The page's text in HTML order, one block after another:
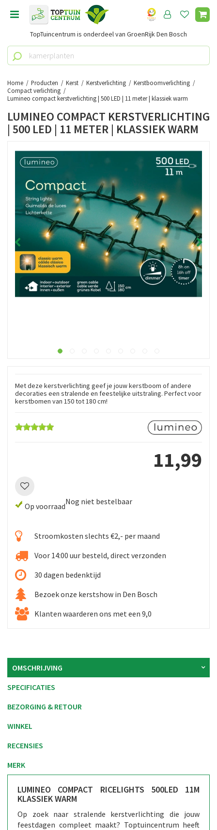
Home Producten Kerst Kerstverlichting
Kerstboomverlichting
Compact verlichting
Lumineo compact kerstverlichting | 500 LED | 11 meter | klassiek warm
TopTuincentrum is onderdeel van GroenRijk Den Bosch
LUMINEO COMPACT KERSTVERLICHTING
| 500 LED | 11 METER | KLASSIEK WARM
Met deze kerstverlichting geef je jouw kerstboom of andere
decoraties een stralende en feestelijke uitstraling. Perfect voor
kerstbomen van 150 tot 180 cm!
11,99
Op voorraadNog niet bestelbaar
Stroomkosten slechts €2,- per maand
Voor 14:00 uur besteld, direct verzonden
30 dagen bedenktijd
Bezoek onze kerstshow in Den Bosch
Klanten waarderen ons met een 9,0
OMSCHRIJVING
SPECIFICATIES
BEZORGING & RETOUR
WINKEL
RECENSIES
MERK
LUMINEO COMPACT RICELIGHTS 500LED 11M
KLASSIEK WARM
Op zoek naar stralende kerstverlichting die jouw
feestdagen compleet maakt? Toptuincentrum heeft